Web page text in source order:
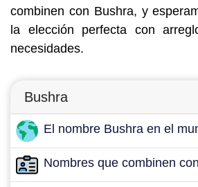
combinen con Bushra, y
la elección perfecta con
necesidades.
Bushra
El nombre Bushra en el
Nombres que combinen